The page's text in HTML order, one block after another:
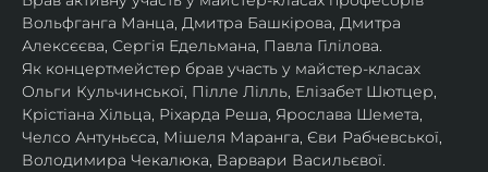
Вольфганга Манца, Дмитра Башкірова, Дмитра
Алексєєва, Сергія Едельмана, Павла Гілілова.
Як концертмейстер брав участь у майстер-класах
Ольги Кульчинської, Пілле Лілль, Елізабет Шютцер,
Крістіана Хільца, Ріхарда Реша, Ярослава Шемета,
Челсо Антуньєса, Мішеля Маранга, Єви Рабчевської,
Володимира Чекалюка, Варвари Васильєвої.